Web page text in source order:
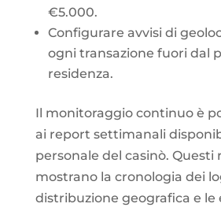
€5.000.
Configurare avvisi di
ogni transazione fuori dal
residenza.
Il monitoraggio continuo è
ai report settimanali
personale del casinò. Questi
mostrano la cronologia dei
distribuzione geografica e le